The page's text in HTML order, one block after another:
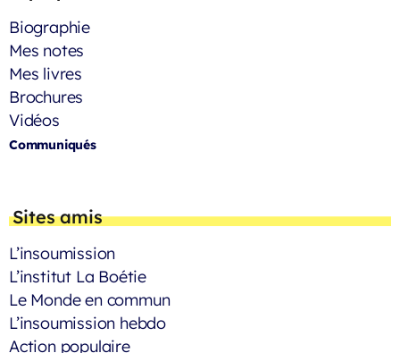
Biographie
Mes notes
Mes livres
Brochures
Vidéos
Communiqués
Sites amis
L’insoumission
L’institut La Boétie
Le Monde en commun
L’insoumission hebdo
Action populaire